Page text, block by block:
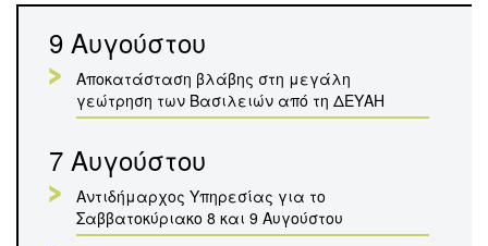
9 Αυγούστου
Αποκατάσταση βλάβης στη μεγάλη
γεώτρηση των Βασιλειών από τη ΔΕΥΑΗ
7 Αυγούστου
Αντιδήμαρχος Υπηρεσίας για το
Σαββατοκύριακο 8 και 9 Αυγούστου